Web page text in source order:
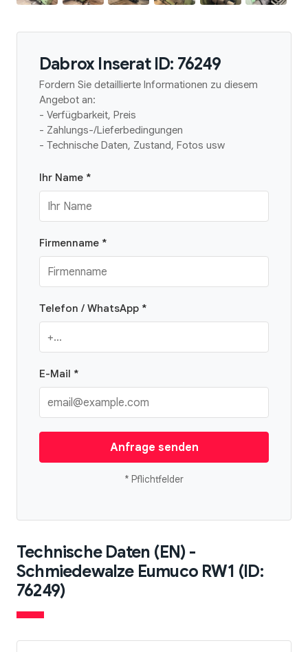
Dabrox Inserat ID: 76249
Fordern Sie detaillierte Informationen zu diesem
Angebot an:
- Verfügbarkeit, Preis
- Zahlungs-/Lieferbedingungen
- Technische Daten, Zustand, Fotos usw
Ihr Name *
Firmenname *
Telefon / WhatsApp *
E-Mail *
Anfrage senden
* Pflichtfelder
Technische Daten (EN) -
Schmiedewalze Eumuco RW1 (ID:
76249)